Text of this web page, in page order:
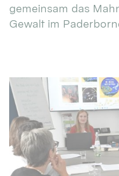
gemeinsam das
Gewalt im